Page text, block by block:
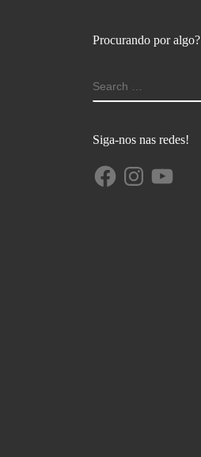
Procurando por algo?
Siga-nos nas redes!